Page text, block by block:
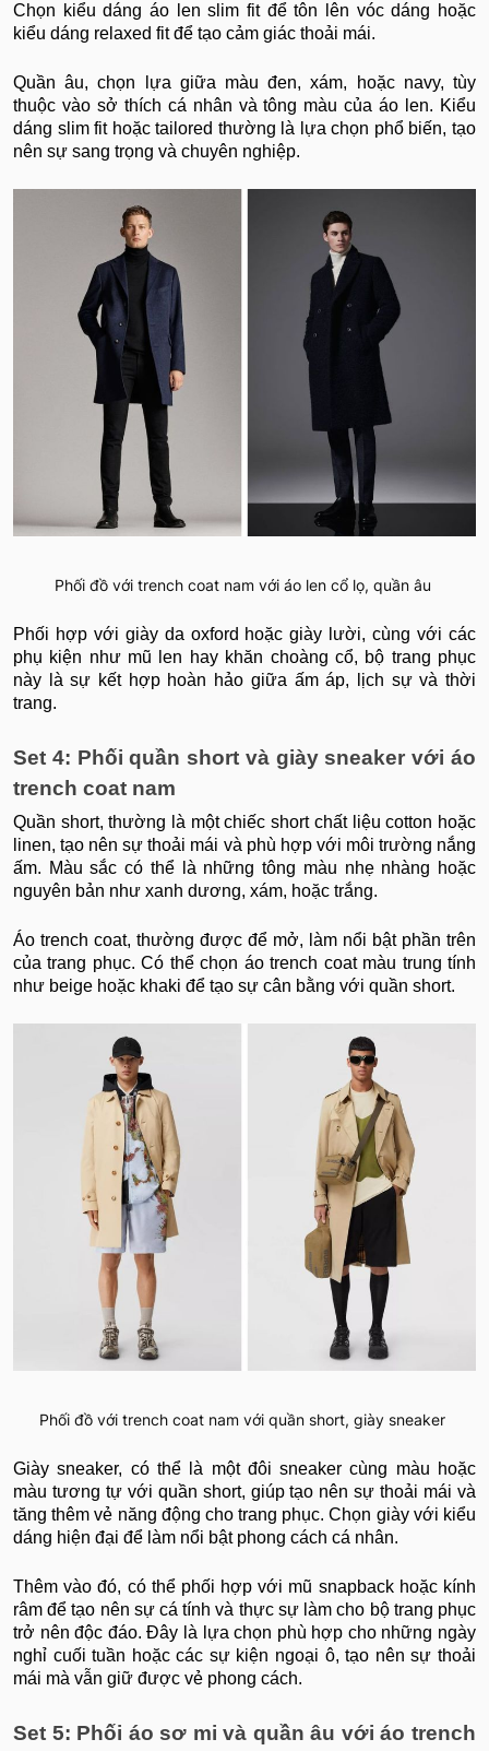
Chọn kiểu dáng áo len slim fit để tôn lên vóc dáng hoặc
kiểu dáng relaxed fit để tạo cảm giác thoải mái.
Quần âu, chọn lựa giữa màu đen, xám, hoặc navy, tùy
thuộc vào sở thích cá nhân và tông màu của áo len. Kiểu
dáng slim fit hoặc tailored thường là lựa chọn phổ biến, tạo
nên sự sang trọng và chuyên nghiệp.
Phối đồ với trench coat nam với áo len cổ lọ, quần âu
Phối hợp với giày da oxford hoặc giày lười, cùng với các
phụ kiện như mũ len hay khăn choàng cổ, bộ trang phục
này là sự kết hợp hoàn hảo giữa ấm áp, lịch sự và thời
trang.
Set 4: Phối quần short và giày sneaker với áo
trench coat nam
Quần short, thường là một chiếc short chất liệu cotton hoặc
linen, tạo nên sự thoải mái và phù hợp với môi trường nắng
ấm. Màu sắc có thể là những tông màu nhẹ nhàng hoặc
nguyên bản như xanh dương, xám, hoặc trắng.
Áo trench coat, thường được để mở, làm nổi bật phần trên
của trang phục. Có thể chọn áo trench coat màu trung tính
như beige hoặc khaki để tạo sự cân bằng với quần short.
Phối đồ với trench coat nam với quần short, giày sneaker
Giày sneaker, có thể là một đôi sneaker cùng màu hoặc
màu tương tự với quần short, giúp tạo nên sự thoải mái và
tăng thêm vẻ năng động cho trang phục. Chọn giày với kiểu
dáng hiện đại để làm nổi bật phong cách cá nhân.
Thêm vào đó, có thể phối hợp với mũ snapback hoặc kính
râm để tạo nên sự cá tính và thực sự làm cho bộ trang phục
trở nên độc đáo. Đây là lựa chọn phù hợp cho những ngày
nghỉ cuối tuần hoặc các sự kiện ngoại ô, tạo nên sự thoải
mái mà vẫn giữ được vẻ phong cách.
Set 5: Phối áo sơ mi và quần âu với áo trench